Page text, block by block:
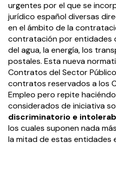
urgentes por el que se
jurídico español diversas
en el ámbito de la
contratación por entidades
del agua, la energía, los
postales. Esta nueva
Contratos del Sector
contratos reservados a los
Empleo pero repite
considerados de iniciativa
discriminatorio e
los cuales suponen nada
la mitad de estas entidades